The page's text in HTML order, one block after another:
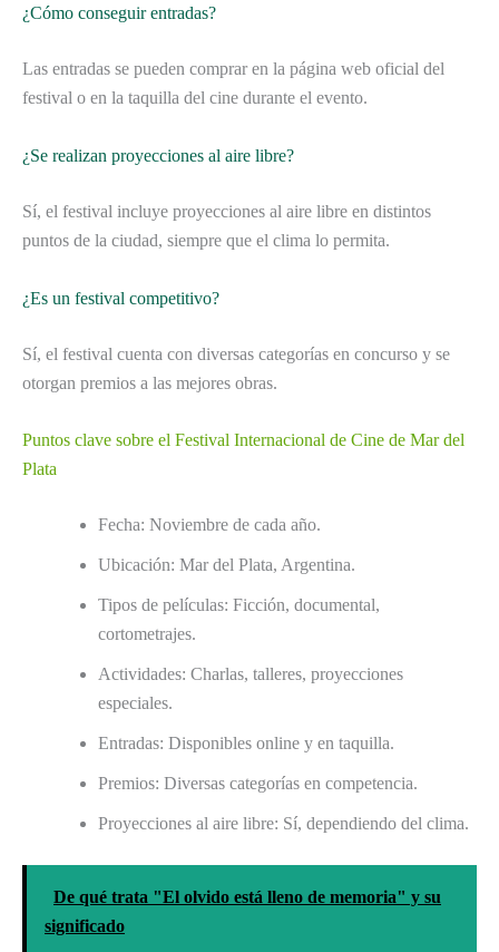
¿Cómo conseguir entradas?
Las entradas se pueden comprar en la página web oficial del
festival o en la taquilla del cine durante el evento.
¿Se realizan proyecciones al aire libre?
Sí, el festival incluye proyecciones al aire libre en distintos
puntos de la ciudad, siempre que el clima lo permita.
¿Es un festival competitivo?
Sí, el festival cuenta con diversas categorías en concurso y se
otorgan premios a las mejores obras.
Puntos clave sobre el Festival Internacional de Cine de Mar del
Plata
Fecha: Noviembre de cada año.
Ubicación: Mar del Plata, Argentina.
Tipos de películas: Ficción, documental,
cortometrajes.
Actividades: Charlas, talleres, proyecciones
especiales.
Entradas: Disponibles online y en taquilla.
Premios: Diversas categorías en competencia.
Proyecciones al aire libre: Sí, dependiendo del clima.
De qué trata "El olvido está lleno de memoria" y su
significado